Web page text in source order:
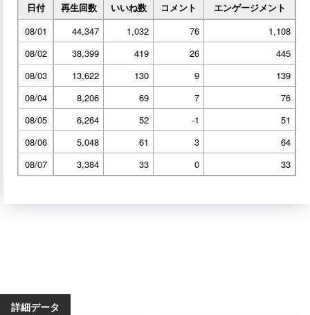
日付
再生回数 いいね数 コメント
エンゲージメント
08/01
44,347 1,032 76
1,108
08/02
38,399 419 26
445
08/03
13,622 130 9
139
08/04
8,206 69 7
76
08/05
6,264 52 -1
51
08/06
5,048 61 3
64
08/07
3,384 33 0 33
詳細データ